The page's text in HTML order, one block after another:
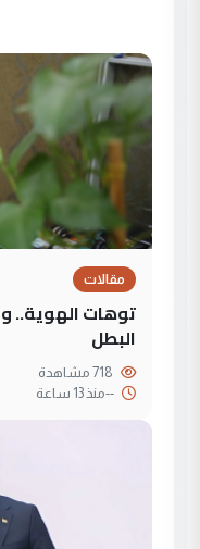
مقالات
توهات الهوية..
البطل
--منذ 13 ساعة